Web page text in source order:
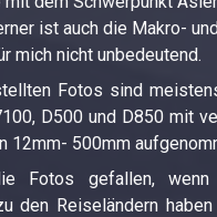
ist auch die Makro-
mich nicht unbedeutend.
Fotos sind
D500 und D850 mit
12mm- 500mm
Fotos gefallen, wenn
den Reiseländern